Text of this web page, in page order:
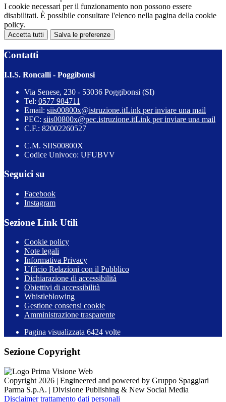
I cookie necessari per il funzionamento non possono essere
disabilitati. È possibile consultare l'elenco nella pagina della cookie
policy.
Accetta tutti Salva le preferenze
Contatti
I.I.S. Roncalli - Poggibonsi
Via Senese, 230 - 53036 Poggibonsi (SI)
Tel: 0577 984711
Email: siis00800x@istruzione.itLink per inviare una mail
PEC: siis00800x@pec.istruzione.itLink per inviare una mail
C.F.: 82002260527
C.M. SIIS00800X
Codice Univoco: UFUBVV
Seguici su
Facebook
Instagram
Sezione Link Utili
Cookie policy
Note legali
Informativa Privacy
Ufficio Relazioni con il Pubblico
Dichiarazione di accessibilità
Obiettivi di accessibilità
Whistleblowing
Gestione consensi cookie
Amministrazione trasparente
Pagina visualizzata 6424 volte
Sezione Copyright
Copyright 2026 | Engineered and powered by Gruppo Spaggiari
Parma S.p.A. | Divisione Publishing & New Social Media
Disclaimer trattamento dati personali